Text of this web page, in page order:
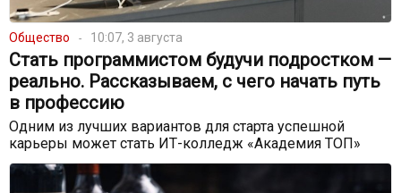
Общество 10:07, 3 августа
Стать программистом будучи подростком —
реально. Рассказываем, с чего начать путь
в профессию
Одним из лучших вариантов для старта успешной
карьеры может стать ИТ-колледж «Академия ТОП»